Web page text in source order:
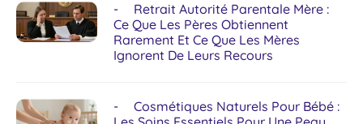
Retrait Autorité Parentale Mère :
Ce Que Les Pères Obtiennent
Rarement Et Ce Que Les Mères
Ignorent De Leurs Recours
Cosmétiques Naturels Pour Bébé :